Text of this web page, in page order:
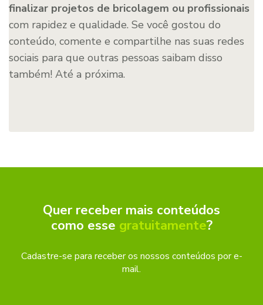
finalizar projetos de bricolagem ou profissionais
com rapidez e qualidade. Se você gostou do
conteúdo, comente e compartilhe nas suas redes
sociais para que outras pessoas saibam disso
também! Até a próxima.
Quer receber mais conteúdos
como esse gratuitamente?
Cadastre-se para receber os nossos conteúdos por e-
mail.